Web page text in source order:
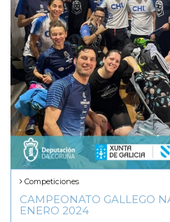
Competiciones
CAMPEONATO GALLEGO
ENERO 2024